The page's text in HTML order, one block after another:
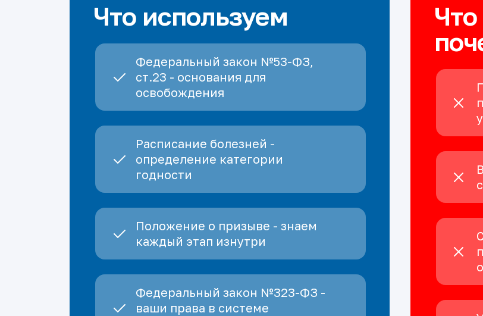
Что используем
Федеральный закон №53-ФЗ,
ст.23 - основания для
освобождения
Расписание болезней -
определение категории
годности
Положение о призыве - знаем
каждый этап изнутри
Федеральный закон №323-ФЗ -
ваши права в системе